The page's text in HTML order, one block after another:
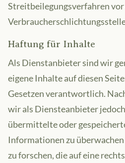
Streitbeilegungsverfahren
Haftung für Inhalte
Als Dienstanbieter sind wir
eigene Inhalte auf diesen
Gesetzen verantwortlich.
wir als Diensteanbieter
übermittelte oder
Informationen zu
zu forschen, die auf eine